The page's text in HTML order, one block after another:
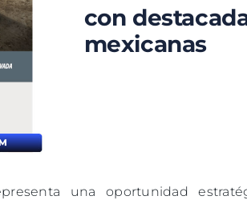
con
mexicanas
una oportunidad